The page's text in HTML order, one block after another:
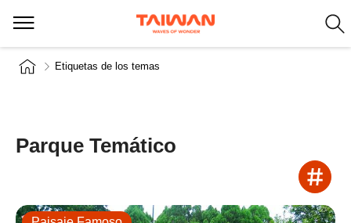
Etiquetas de los temas
Parque Temático